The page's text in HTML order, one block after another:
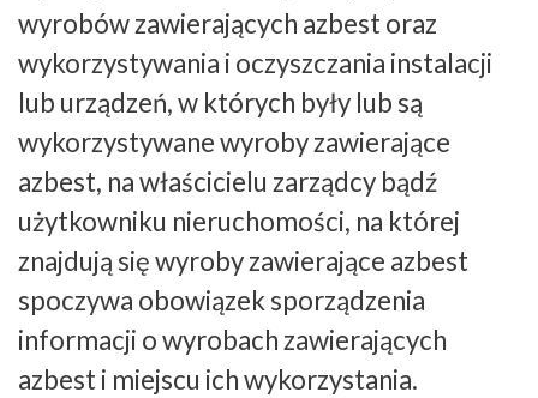
wyrobów zawierających azbest oraz
wykorzystywania i oczyszczania instalacji
lub urządzeń, w których były lub są
wykorzystywane wyroby zawierające
azbest, na właścicielu zarządcy bądź
użytkowniku nieruchomości, na której
znajdują się wyroby zawierające azbest
spoczywa obowiązek sporządzenia
informacji o wyrobach zawierających
azbest i miejscu ich wykorzystania.